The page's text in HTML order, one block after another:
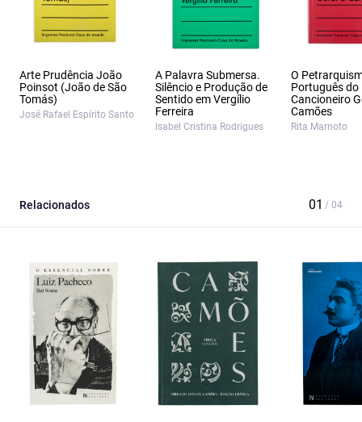
Arte Prudência João
Poinsot (João de São
Tomás)
José Rafael Espírito Santo
A Palavra Submersa.
Silêncio e Produção de
Sentido em Vergílio
Ferreira
Isabel Cristina Rodrigues
O
Português do
Cancioneiro
Camões
Rita Marnoto
Relacionados